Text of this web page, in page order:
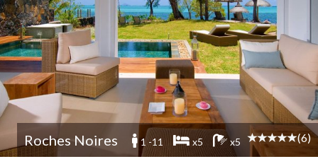
Roches Noires 1 -11 x5 x5 (6)